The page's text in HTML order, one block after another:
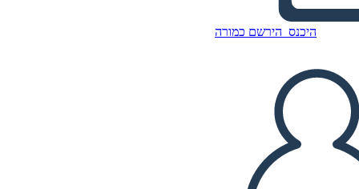
היכנס הירשם כמורה
Allegori Character T-diagram
העתק את לוח התכנון הזה